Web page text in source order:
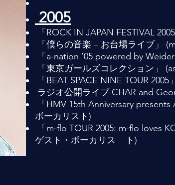
2005
「ROCK IN JAPAN FESTIVAL
「僕らの音楽 – お台場ライブ」
「a-nation ’05 powered by
「東京ガールズコレクション」
「BEAT SPACE NINE TOUR
ラジオ公開ライブ CHAR and
「HMV 15th Anniversary
ボーカリスト)
「m-flo TOUR 2005: m-flo loves
ゲスト・ボーカリス ト) ​